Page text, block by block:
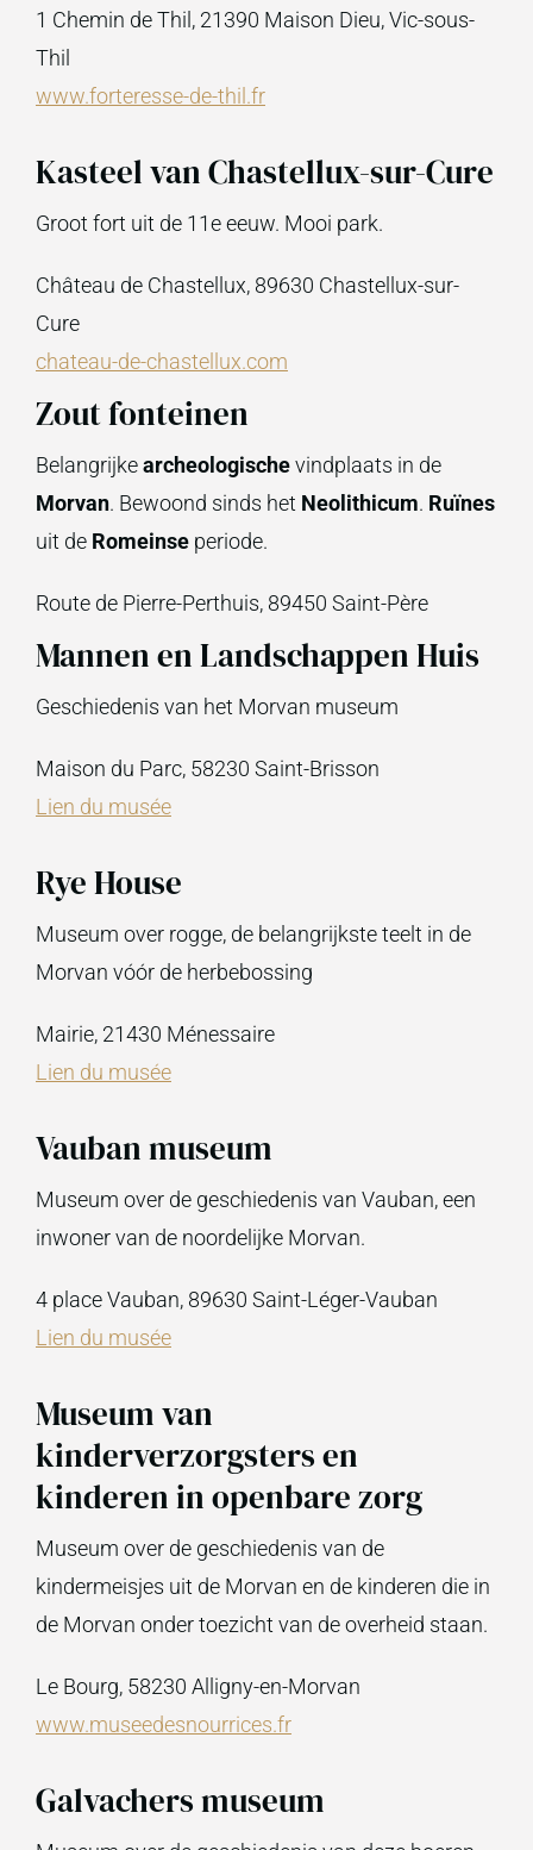
1 Chemin de Thil, 21390 Maison Dieu, Vic-sous-
Thil
www.forteresse-de-thil.fr
Kasteel van Chastellux-sur-Cure
Groot fort uit de 11e eeuw. Mooi park.
Château de Chastellux, 89630 Chastellux-sur-
Cure
chateau-de-chastellux.com
Zout fonteinen
Belangrijkearcheologischevindplaats in de
Morvan. Bewoond sinds het Neolithicum. Ruïnes
uit de Romeinseperiode.
Route de Pierre-Perthuis, 89450 Saint-Père
Mannen en Landschappen Huis
Geschiedenis van het Morvan museum
Maison du Parc, 58230 Saint-Brisson
Lien du musée
Rye House
Museum over rogge, de belangrijkste teelt in de
Morvan vóór de herbebossing
Mairie, 21430 Ménessaire
Lien du musée
Vauban museum
Museum over de geschiedenis van Vauban, een
inwoner van de noordelijke Morvan.
4 place Vauban, 89630 Saint-Léger-Vauban
Lien du musée
Museum van
kinderverzorgsters en
kinderen in openbare zorg
Museum over de geschiedenis van de
kindermeisjes uit de Morvan en de kinderen die in
de Morvan onder toezicht van de overheid staan.
Le Bourg, 58230 Alligny-en-Morvan
www.museedesnourrices.fr
Galvachers museum